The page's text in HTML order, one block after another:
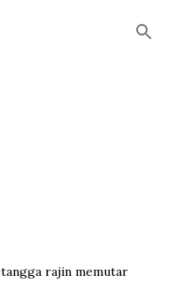
rajin memutar